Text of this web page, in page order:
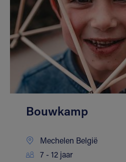
Bouwkamp
Mechelen België
7 - 12 jaar